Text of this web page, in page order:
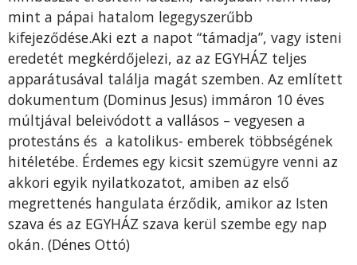
mint a pápai hatalom legegyszerűbb
kifejeződése.Aki ezt a napot “támadja”, vagy isteni
eredetét megkérdőjelezi, az az EGYHÁZ teljes
apparátusával találja magát szemben. Az említett
dokumentum (Dominus Jesus) immáron 10 éves
múltjával beleivódott a vallásos – vegyesen a
protestáns és a katolikus- emberek többségének
hitéletébe. Érdemes egy kicsit szemügyre venni az
akkori egyik nyilatkozatot, amiben az első
megrettenés hangulata érződik, amikor az Isten
szava és az EGYHÁZ szava kerül szembe egy nap
okán. (Dénes Ottó)